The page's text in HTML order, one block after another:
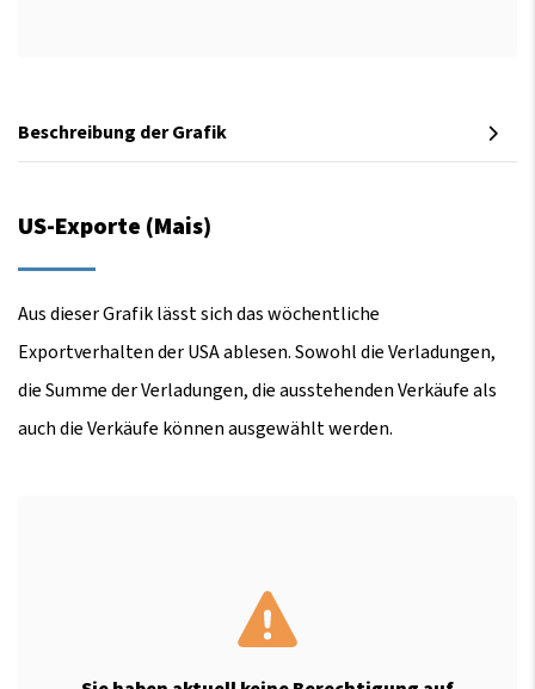
Beschreibung der Grafik
US-Exporte (Mais)
Aus dieser Grafik lässt sich das wöchentliche
Exportverhalten der USA ablesen. Sowohl die Verladungen,
die Summe der Verladungen, die ausstehenden Verkäufe als
auch die Verkäufe können ausgewählt werden.